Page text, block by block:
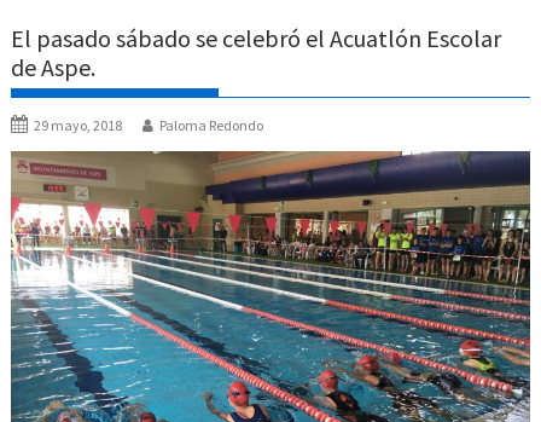
El pasado sábado se celebró el Acuatlón Escolar
de Aspe.
29 mayo, 2018 Paloma Redondo